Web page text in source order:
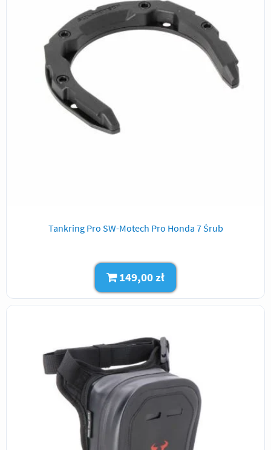
Tankring Pro SW-Motech Pro Honda 7 Śrub
149,00 zł